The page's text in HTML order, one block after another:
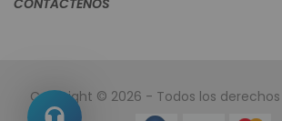
CONTÁCTENOS
Copyright © 2026 - Todos los derechos